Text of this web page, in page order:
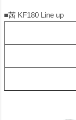
■茜 KF180 Line up